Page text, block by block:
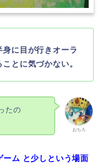
に目が行きオーラ
とに気づかない。
おちろ
たの
ーム と少しという場面